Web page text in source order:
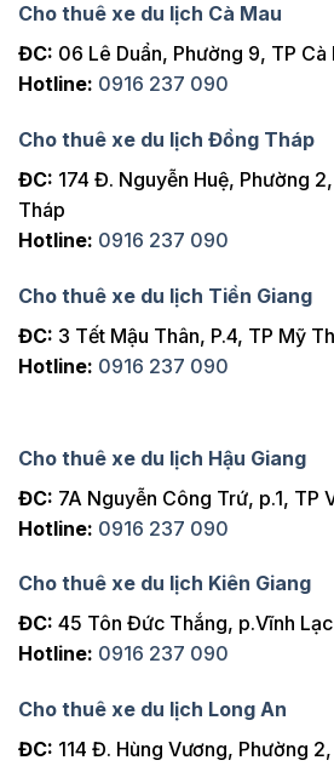
Cho thuê xe du lịch Cà Mau
ĐC: 06 Lê Duẩn, Phường 9, TP Cà
Hotline: 0916 237 090
Cho thuê xe du lịch Đồng Tháp
ĐC: 174 Đ. Nguyễn Huệ, Phường
Tháp
Hotline: 0916 237 090
Cho thuê xe du lịch Tiền Giang
ĐC: 3 Tết Mậu Thân, P.4, TP Mỹ
Hotline: 0916 237 090
Cho thuê xe du lịch Hậu Giang
ĐC: 7A Nguyễn Công Trứ, p.1, TP
Hotline: 0916 237 090
Cho thuê xe du lịch Kiên Giang
ĐC: 45 Tôn Đức Thắng, p.Vĩnh Lạc
Hotline: 0916 237 090
Cho thuê xe du lịch Long An
ĐC: 114 Đ. Hùng Vương, Phường